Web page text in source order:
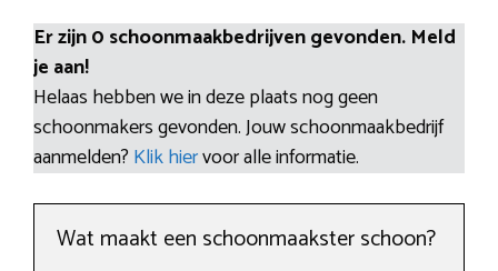
Er zijn 0 schoonmaakbedrijven gevonden. Meld
je aan!
Helaas hebben we in deze plaats nog geen
schoonmakers gevonden. Jouw schoonmaakbedrijf
aanmelden? Klik hiervoor alle informatie.
Wat maakt een schoonmaakster schoon?